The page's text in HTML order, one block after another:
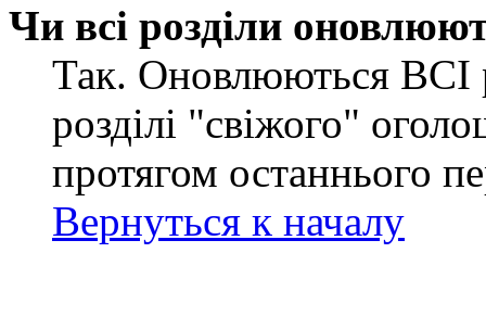
Чи всі розділи
Так. Оновлюються ВСІ
розділі "свіжого"
протягом останнього
Вернуться к началу